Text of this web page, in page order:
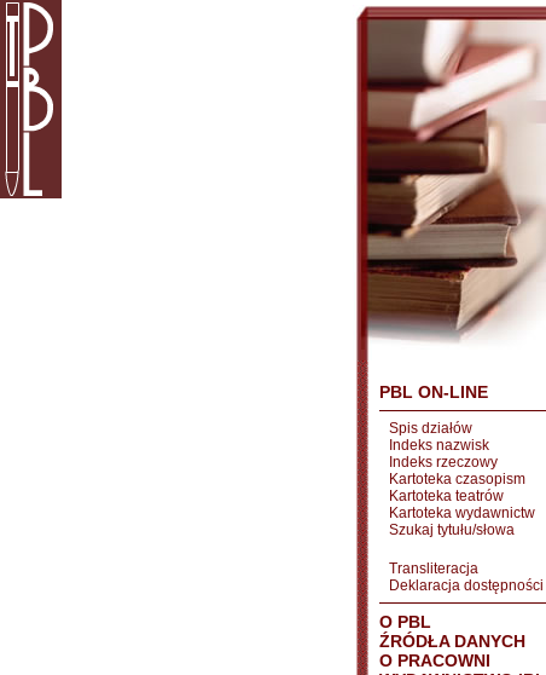
PBL ON-LINE
Spis działów
Indeks nazwisk
Indeks rzeczowy
Kartoteka czasopism
Kartoteka teatrów
Kartoteka wydawnictw
Szukaj tytułu/słowa
Transliteracja
Deklaracja dostępności
O PBL
ŹRÓDŁA DANYCH
O PRACOWNI